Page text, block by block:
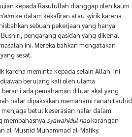
kepada Rasulullah dianggap oleh kaum
ke dalam kekafiran atau syirik karena
sebuah pekerjaan yang hanya
pengarang qasidah yang dikenal
ini. Mereka bahkan mengatakan
sesat.
karena meminta kepada selain Allah. Ini
berulang kali oleh ulama
berarti ada pemahaman diluar akal yang
nalar dipaksakan memahami ranah tauhid
betul keserasian nalar dalam
membahasnya syawahidul haqkarangan
al-Musnid Muhammad al-Maliky.